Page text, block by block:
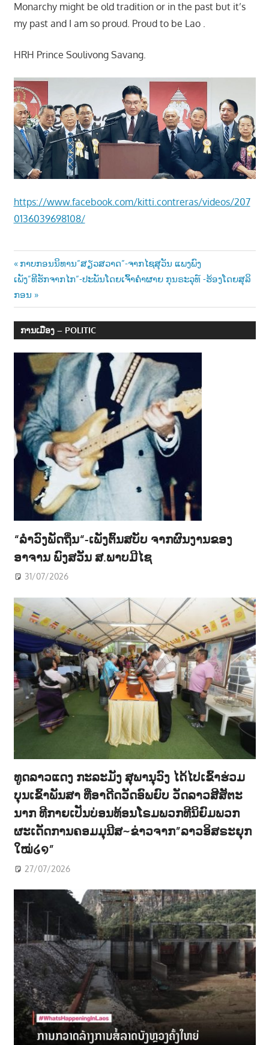
Monarchy might be old tradition or in the past but it’s
my past and I am so proud. Proud to be Lao .
HRH Prince Soulivong Savang.
https://www.facebook.com/kitti.contreras/videos/207
0136039698108/
Post
navigation
Previous
Post:
ກາບກອນນິທານ”ສຽວສວາດ”-ຈາກໄຊສຸວັນ ແພງພົງ
Next
Post:
ເພັງ”ທີຮັກຈາກໄກ”-ປະພັນໂດຍເຈົ້າຄຳຜາຍ ກຸນຣະວຸທ໌ -ຮ້ອງໂດຍສຸລິ
ກອນ
ການເມືອງ – POLITIC
“ລຳວົງພັດຖິ່ນ“-ເພັງຕົ້ນສບັບ ຈາກຜົນງານຂອງ
ອາຈານ ພົງສວັນ ສ.ພາບມີໄຊ
31/07/2026
ທູດລາວແດງ ກະລະມັງ ສຸພານຸວົງ ໄດ້ໄປເຂົ້າຮ່ວມ
ບຸນເຂົ້າພັນສາ ທີ່ອາດີດວັດອົພຍົບ ວັດລາວສີສັຕະ
ນາກ ທີກາຍເປັນບ່ອນທ້ອນໂຣມພວກທີນິຍົມພວກ
ຜະເດັດການຄອມມຸນີສ~ຂ່າວຈາກ”ລາວອິສຣະຍຸກ
ໃໝ່໒໑”
27/07/2026